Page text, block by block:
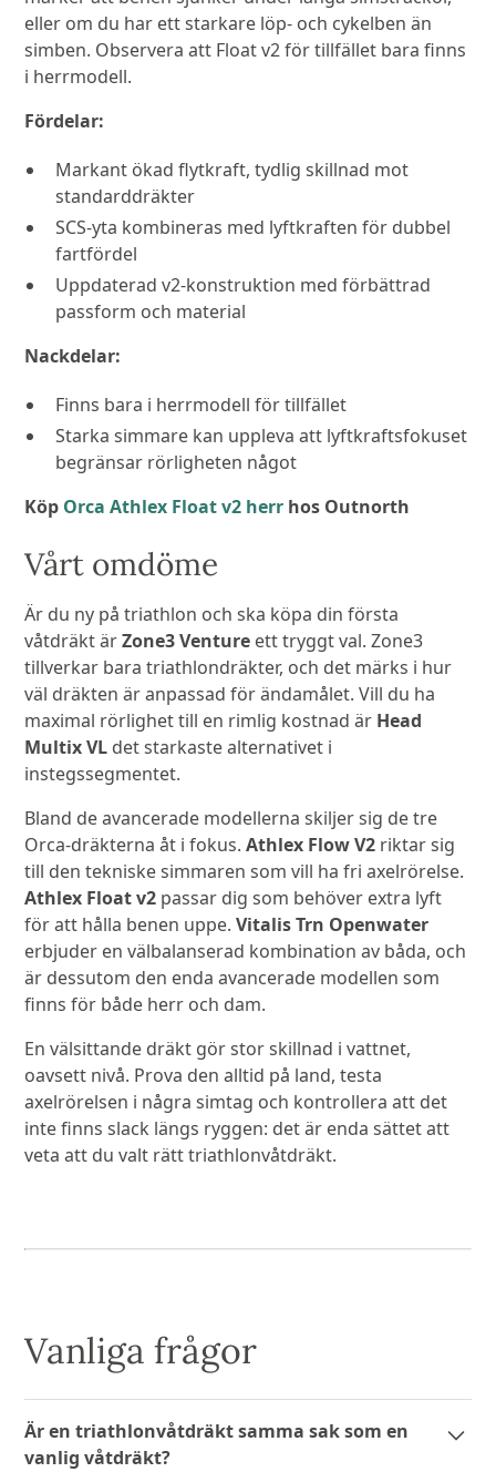
eller om du har ett starkare löp- och cykelben än
simben. Observera att Float v2 för tillfället bara finns
i herrmodell.
Fördelar:
Markant ökad flytkraft, tydlig skillnad mot
standarddräkter
SCS-yta kombineras med lyftkraften för dubbel
fartfördel
Uppdaterad v2-konstruktion med förbättrad
passform och material
Nackdelar:
Finns bara i herrmodell för tillfället
Starka simmare kan uppleva att lyftkraftsfokuset
begränsar rörligheten något
Köp Orca Athlex Float v2 herr hos Outnorth
Vårt omdöme
Är du ny på triathlon och ska köpa din första
våtdräkt ärZone3 Venture ett tryggt val. Zone3
tillverkar bara triathlondräkter, och det märks i hur
väl dräkten är anpassad för ändamålet. Vill du ha
maximal rörlighet till en rimlig kostnad är Head
Multix VL det starkaste alternativet i
instegssegmentet.
Bland de avancerade modellerna skiljer sig de tre
Orca-dräkterna åt i fokus.Athlex Flow V2 riktar sig
till den tekniske simmaren som vill ha fri axelrörelse.
Athlex Float v2 passar dig som behöver extra lyft
för att hålla benen uppe.Vitalis Trn Openwater
erbjuder en välbalanserad kombination av båda, och
är dessutom den enda avancerade modellen som
finns för både herr och dam.
En välsittande dräkt gör stor skillnad i vattnet,
oavsett nivå. Prova den alltid på land, testa
axelrörelsen i några simtag och kontrollera att det
inte finns slack längs ryggen: det är enda sättet att
veta att du valt rätt triathlonvåtdräkt.
Vanliga frågor
Är en triathlonvåtdräkt samma sak som en
vanlig våtdräkt?